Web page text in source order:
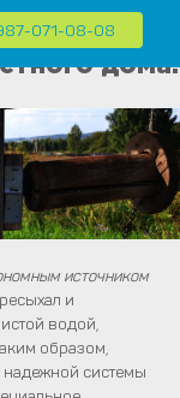
в частных домах в
071-08-08
дома.
источником
и
водой,
образом,
надежной системы